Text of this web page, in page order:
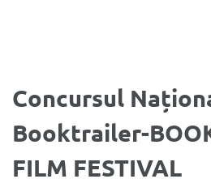
Concursul
Booktrailer-
FILM FESTIVAL